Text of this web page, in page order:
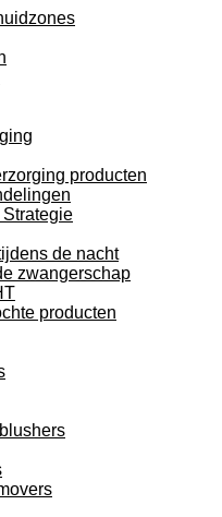
producten
de nacht
zwangerschap
producten